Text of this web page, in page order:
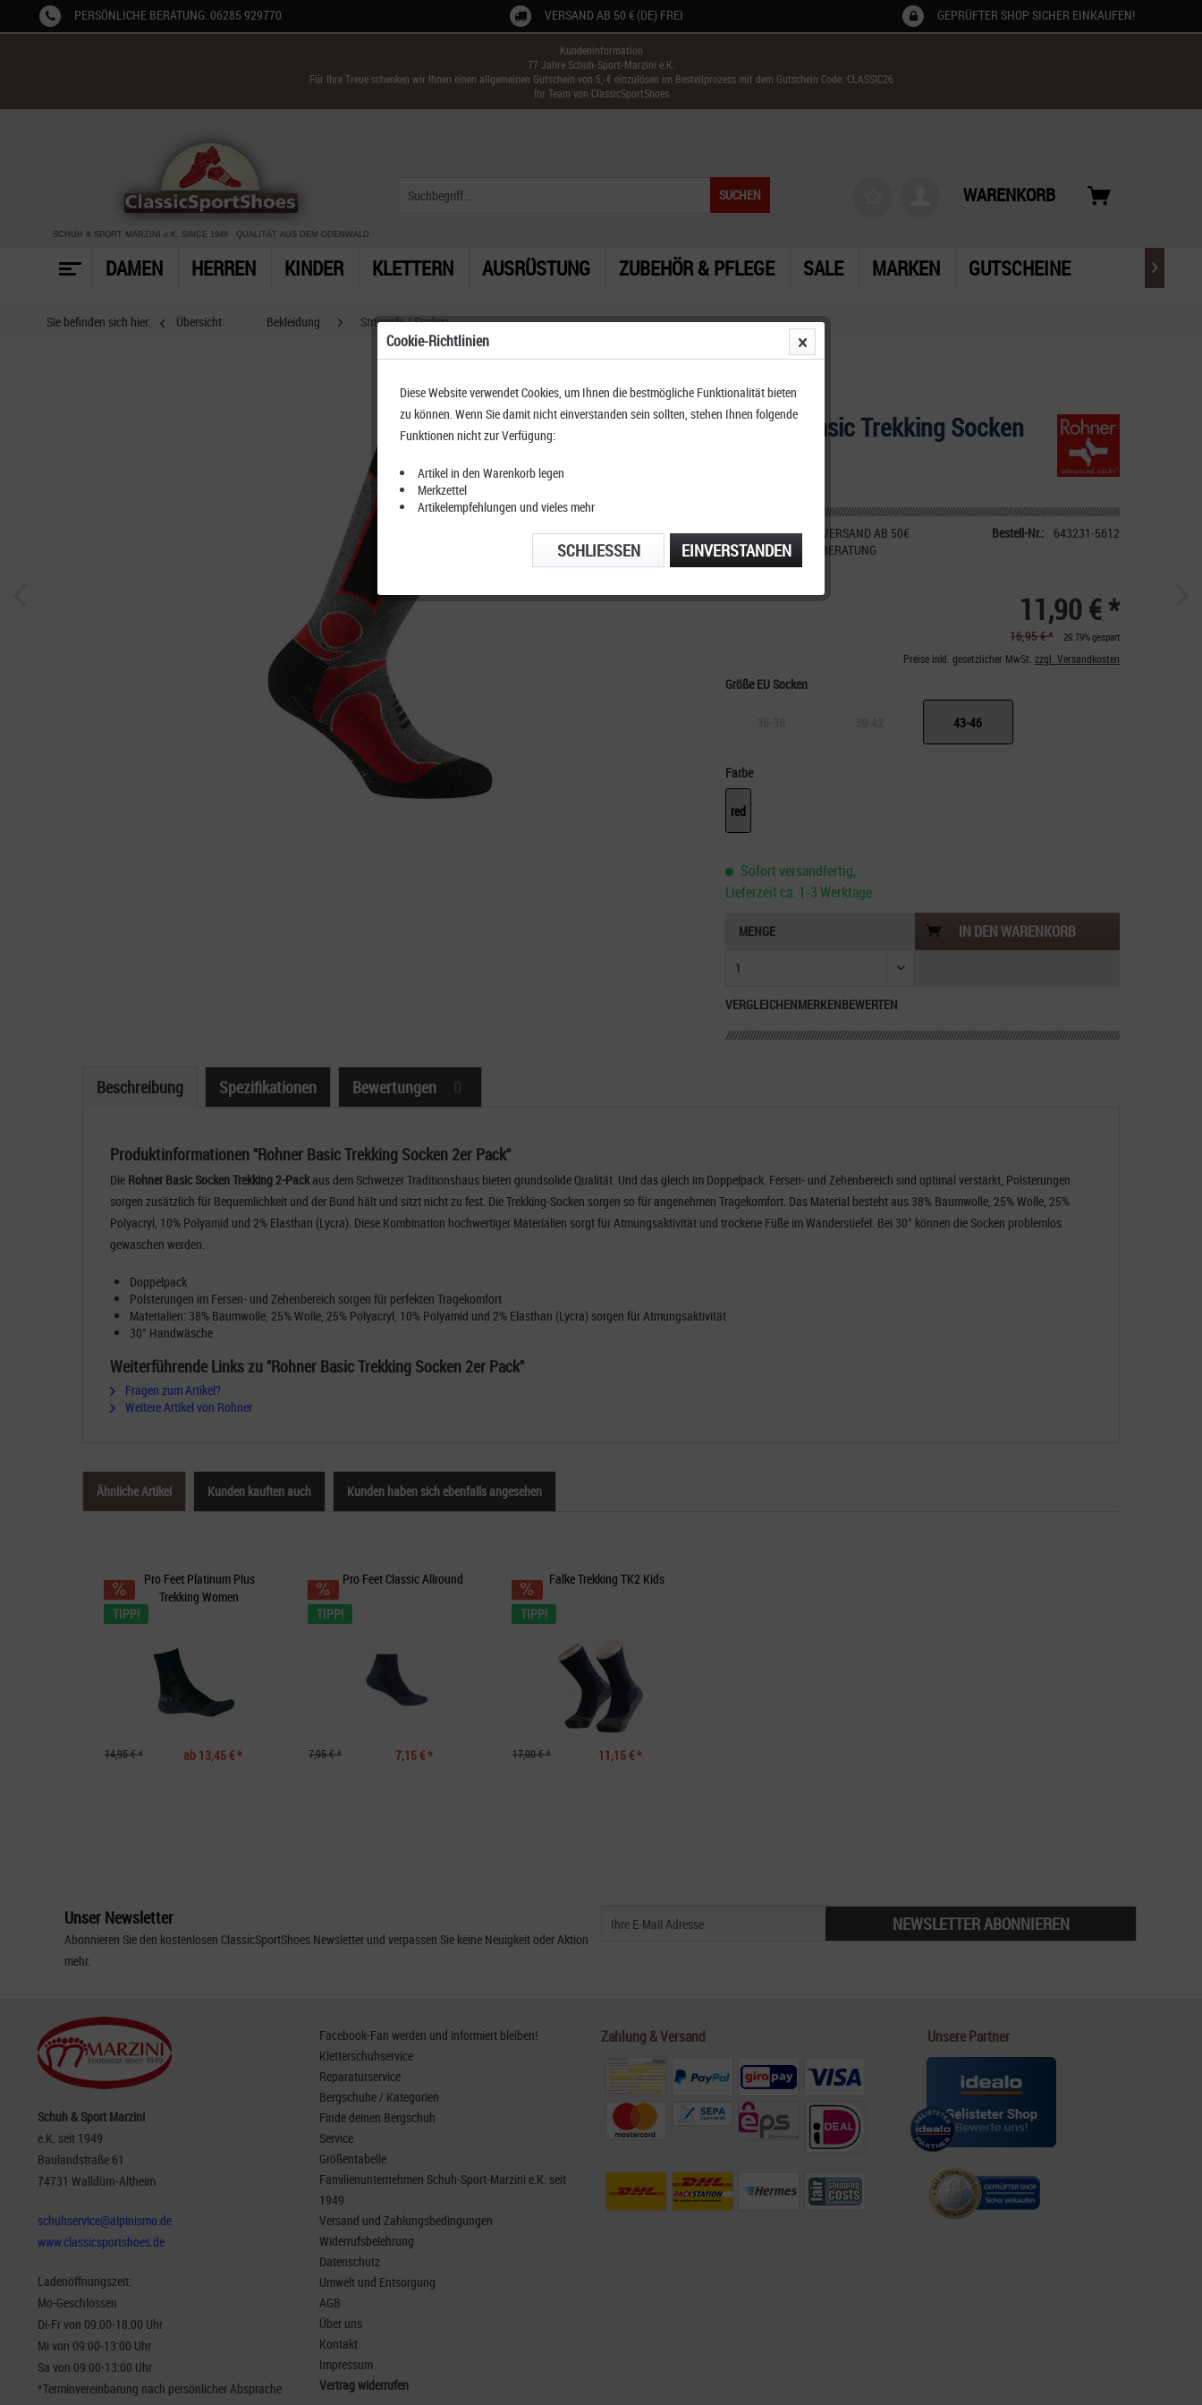
PERSÖNLICHE BERATUNG: 06285 929770 VERSAND AB 50 € (DE) FREI GEPRÜFTER SHOP SICHER EINKAUFEN!
Kundeninformation
77 Jahre Schuh-Sport-Marzini e.K.
Für Ihre Treue schenken wir Ihnen einen allgemeinen Gutschein von 5,-€ einzulösen im Bestellprozess mit dem Gutschein Code: CLASSIC26
Ihr Team von ClassicSportShoes
SCHUH & SPORT MARZINI e.K. SINCE 1949 - QUALITÄT AUS DEM ODENWALD
SUCHEN WARENKORB
DAMEN HERREN KINDER KLETTERN AUSRÜSTUNG ZUBEHÖR & PFLEGE SALE MARKEN GUTSCHEINE 
Sie befinden sich hier: Übersicht Bekleidung Strümpfe / Socken
Rohner Basic Trekking Socken
KOSTENFREIER VERSAND AB 50€
TELEFONISCHE BERATUNG
Bestell-Nr.: 643231-5612
11,90 € *
16,95 € * 29.79% gespart
Preise inkl. gesetzlicher MwSt. zzgl. Versandkosten
Größe EU Socken
43-46
Farbe
red
Sofort versandfertig,
Lieferzeit ca. 1-3 Werktage
MENGE IN DENWARENKORB
VERGLEICHENMERKENBEWERTEN
Beschreibung Spezifikationen Bewertungen 0
Produktinformationen "Rohner Basic Trekking Socken 2er Pack"
Die Rohner Basic Socken Trekking 2-Packaus dem Schweizer Traditionshaus bieten grundsolide Qualität. Und das gleich im Doppelpack. Fersen- und Zehenbereich sind optimal verstärkt, Polsterungen
sorgen zusätzlich für Bequemlichkeit und der Bund hält und sitzt nicht zu fest. Die Trekking-Socken sorgen so für angenehmen Tragekomfort. Das Material besteht aus 38% Baumwolle, 25% Wolle, 25%
Polyacryl, 10% Polyamid und 2% Elasthan (Lycra). Diese Kombination hochwertiger Materialien sorgt für Atmungsaktivität und trockene Füße im Wanderstiefel. Bei 30° können die Socken problemlos
gewaschen werden.
Doppelpack
Polsterungen im Fersen- und Zehenbereich sorgen für perfekten Tragekomfort
Materialien: 38% Baumwolle, 25% Wolle, 25% Polyacryl, 10% Polyamid und 2% Elasthan (Lycra) sorgen für Atmungsaktivität
30° Handwäsche
Weiterführende Links zu "Rohner Basic Trekking Socken 2er Pack"
Fragen zum Artikel?
Weitere Artikel von Rohner
Ähnliche Artikel Kunden kauften auch Kunden haben sich ebenfalls angesehen
TIPP!
ab 13,45 € *
14,95 € *
Pro Feet Platinum Plus
Trekking Women
TIPP!
7,15 € *
7,95 € *
Pro Feet Classic Allround
TIPP!
11,15 € *
17,00 € *
Falke Trekking TK2 Kids
Unser Newsletter
Abonnieren Sie den kostenlosen ClassicSportShoes Newsletter und verpassen Sie keine Neuigkeit oder Aktion
mehr.
NEWSLETTER ABONNIEREN
Schuh & Sport Marzini
e.K. seit 1949
Baulandstraße 61
74731 Walldürn-Altheim
schuhservice@alpinismo.de
www.classicsportshoes.de
Ladenöffnungszeit:
Mo-Geschlossen
Di-Fr von 09:00-18:00 Uhr
Mi von 09:00-13:00 Uhr
Sa von 09:00-13:00 Uhr
*Terminvereinbarung nach persönlicher Absprache
Facebook-Fan werden und informiert bleiben!
Kletterschuhservice
Reparaturservice
Bergschuhe / Kategorien
Finde deinen Bergschuh
Service
Größentabelle
Familienunternehmen Schuh-Sport-Marzini e.K. seit
1949
Versand und Zahlungsbedingungen
Widerrufsbelehrung
Datenschutz
Umwelt und Entsorgung
AGB
Über uns
Kontakt
Impressum
Vertrag widerrufen
Zahlung & Versand Unsere Partner
Cookie-Richtlinien
Diese Website verwendet Cookies, um Ihnen die bestmögliche Funktionalität bieten
zu können. Wenn Sie damit nicht einverstanden sein sollten, stehen Ihnen folgende
Funktionen nicht zur Verfügung:
Artikel in den Warenkorb legen
Merkzettel
Artikelempfehlungen und vieles mehr
EINVERSTANDEN
SCHLIESSEN